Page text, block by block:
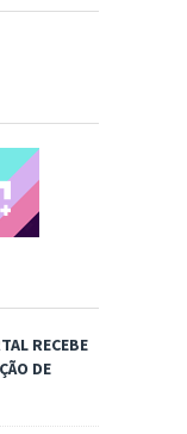
RECEBE
DE